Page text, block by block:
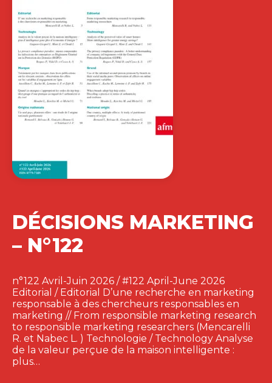
DÉCISIONS MARKETING
– N°122
n°122 Avril-Juin 2026 / #122 April-June 2026
Editorial / Editorial D’une recherche en marketing
responsable à des chercheurs responsables en
marketing // From responsible marketing research
to responsible marketing researchers (Mencarelli
R. et Nabec L. ) Technologie / Technology Analyse
de la valeur perçue de la maison intelligente :
plus…